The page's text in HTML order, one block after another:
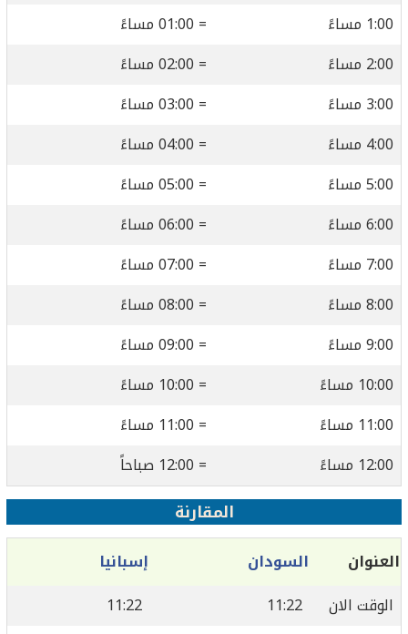
1:00 مساءً
= 01:00 مساءً
2:00 مساءً
= 02:00 مساءً
3:00 مساءً
= 03:00 مساءً
4:00 مساءً
= 04:00 مساءً
5:00 مساءً
= 05:00 مساءً
6:00 مساءً
= 06:00 مساءً
7:00 مساءً
= 07:00 مساءً
8:00 مساءً
= 08:00 مساءً
9:00 مساءً
= 09:00 مساءً
10:00 مساءً
= 10:00 مساءً
11:00 مساءً
= 11:00 مساءً
12:00 مساءً
= 12:00 صباحاً
المقارنة
العنوان السودان
إسبانيا
الوقت الان
11:22
11:22